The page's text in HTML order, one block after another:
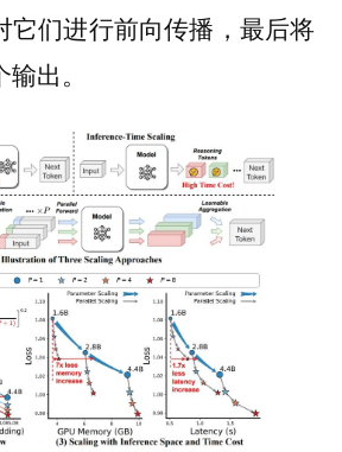
它们进行前向传播，最后将
出。